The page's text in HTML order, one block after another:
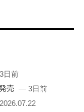
日前
売 — 3日前